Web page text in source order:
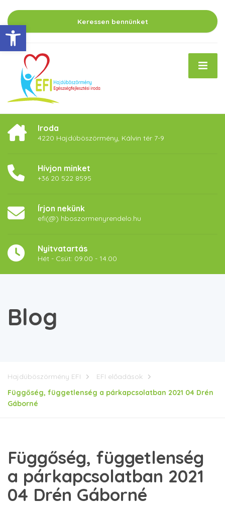
Eszköztár megnyitása
Keressen bennünket
Iroda
4220 Hajdúböszörmény, Kálvin tér 7-9
Hívjon minket
+36 20 522 8595
Írjon nekünk
efi(@) hboszormenyrendelo.hu
Nyitvatartás
Hét - Csüt: 09.00 - 14.00
Blog
Hajdúböszörmény EFI
EFI előadások
Függőség, függetlenség a párkapcsolatban 2021 04 Drén
Gáborné
Függőség, függetlenség
a párkapcsolatban 2021
04 Drén Gáborné